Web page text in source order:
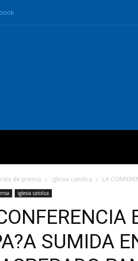
de prensa iglesia catolica LA
iglesia catolica
SUMIDA